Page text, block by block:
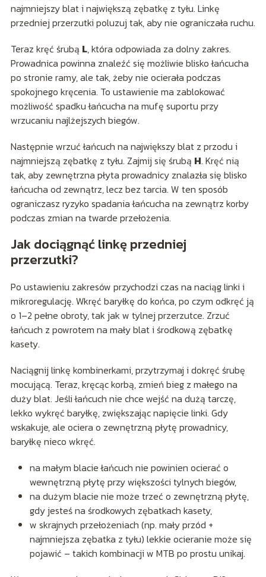
najmniejszy blat i największą zębatkę z tyłu. Linkę
przedniej przerzutki poluzuj tak, aby nie ograniczała ruchu.
Teraz kręć śrubą L, która odpowiada za dolny zakres.
Prowadnica powinna znaleźć się możliwie blisko łańcucha
po stronie ramy, ale tak, żeby nie ocierała podczas
spokojnego kręcenia. To ustawienie ma zablokować
możliwość spadku łańcucha na mufę suportu przy
wrzucaniu najlżejszych biegów.
Następnie wrzuć łańcuch na największy blat z przodu i
najmniejszą zębatkę z tyłu. Zajmij się śrubą H. Kręć nią
tak, aby zewnętrzna płyta prowadnicy znalazła się blisko
łańcucha od zewnątrz, lecz bez tarcia. W ten sposób
ograniczasz ryzyko spadania łańcucha na zewnątrz korby
podczas zmian na twarde przełożenia.
Jak dociągnąć linkę przedniej
przerzutki?
Po ustawieniu zakresów przychodzi czas na naciąg linki i
mikroregulację. Wkręć baryłkę do końca, po czym odkręć ją
o 1–2 pełne obroty, tak jak w tylnej przerzutce. Zrzuć
łańcuch z powrotem na mały blat i środkową zębatkę
kasety.
Naciągnij linkę kombinerkami, przytrzymaj i dokręć śrubę
mocującą. Teraz, kręcąc korbą, zmień bieg z małego na
duży blat. Jeśli łańcuch nie chce wejść na dużą tarczę,
lekko wykręć baryłkę, zwiększając napięcie linki. Gdy
wskakuje, ale ociera o zewnętrzną płytę prowadnicy,
baryłkę nieco wkręć.
na małym blacie łańcuch nie powinien ocierać o
wewnętrzną płytę przy większości tylnych biegów,
na dużym blacie nie może trzeć o zewnętrzną płytę,
gdy jesteś na środkowych zębatkach kasety,
w skrajnych przełożeniach (np. mały przód +
najmniejsza zębatka z tyłu) lekkie ocieranie może się
pojawić – takich kombinacji w MTB po prostu unikaj.